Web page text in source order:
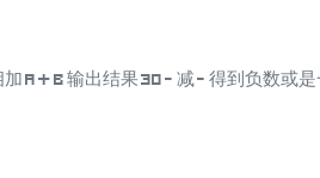
a + b 输出结果 30 - 减 - 得到负数或